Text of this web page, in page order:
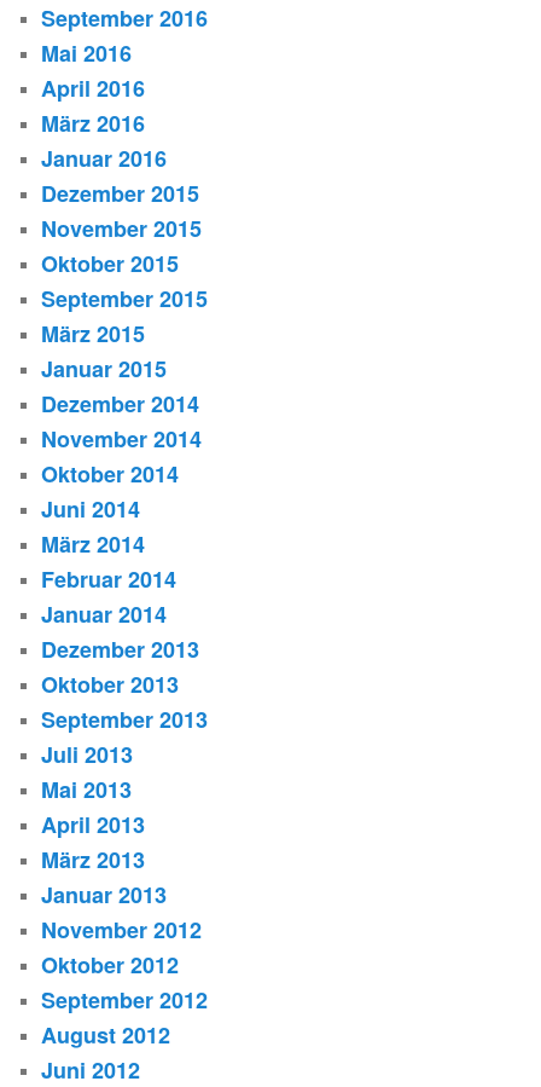
September 2016
Mai 2016
April 2016
März 2016
Januar 2016
Dezember 2015
November 2015
Oktober 2015
September 2015
März 2015
Januar 2015
Dezember 2014
November 2014
Oktober 2014
Juni 2014
März 2014
Februar 2014
Januar 2014
Dezember 2013
Oktober 2013
September 2013
Juli 2013
Mai 2013
April 2013
März 2013
Januar 2013
November 2012
Oktober 2012
September 2012
August 2012
Juni 2012